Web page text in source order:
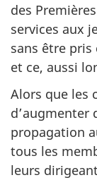
des
services aux
sans être
et ce, aussi
Alors que les
d’augmenter
propagation
tous les
leurs